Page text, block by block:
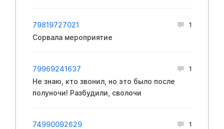
79819727021 1
Сорвала мероприятие
79969241637 1
Не знаю, кто звонил, но это было после
полуночи! Разбудили, сволочи
74990092629 1